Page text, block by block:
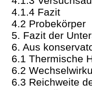
4.1.4 Fazit
4.2 Probekörper
5. Fazit der
6. Aus
6.1 Thermische
6.2
6.3 Reichweite